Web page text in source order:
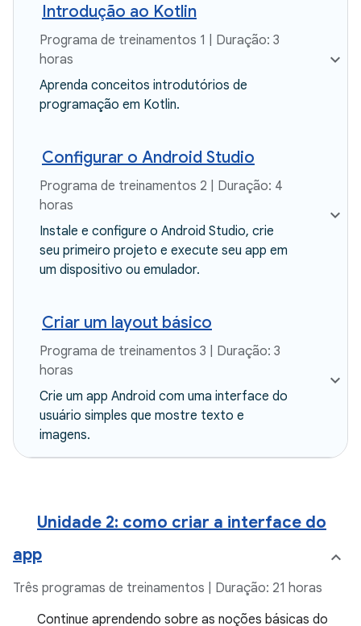
Introdução ao Kotlin
Programa de treinamentos 1 | Duração: 3
horas
Aprenda conceitos introdutórios de
programação em Kotlin.
Configurar o Android Studio
Programa de treinamentos 2 | Duração: 4
horas
Instale e configure o Android Studio, crie
seu primeiro projeto e execute seu app em
um dispositivo ou emulador.
Criar um layout básico
Programa de treinamentos 3 | Duração: 3
horas
Crie um app Android com uma interface do
usuário simples que mostre texto e
imagens.
Unidade 2: como criar a interface do
app
Três programas de treinamentos | Duração: 21 horas
Continue aprendendo sobre as noções básicas do